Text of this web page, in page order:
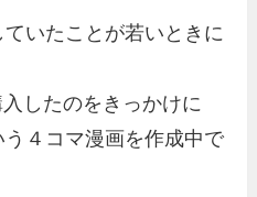
いたことが若いときに
したのをきっかけに
う４コマ漫画を作成中で